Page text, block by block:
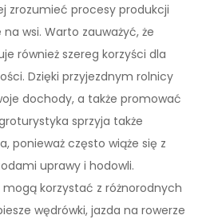
zrozumieć procesy produkcji
wsi. Warto zauważyć, że
również szereg korzyści dla
Dzięki przyjezdnym rolnicy
dochody, a także promować
sprzyja także
ponieważ często wiąże się z
uprawy i hodowli.
korzystać z różnorodnych
wędrówki, jazda na rowerze